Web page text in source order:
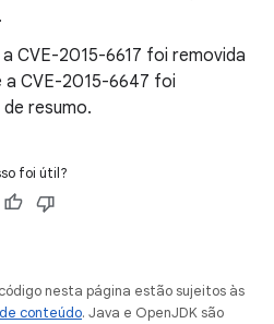
CVE-2015-6617 foi removida
CVE-2015-6647 foi
resumo.
foi útil?
nesta página estão sujeitos às
conteúdo. Java e OpenJDK são